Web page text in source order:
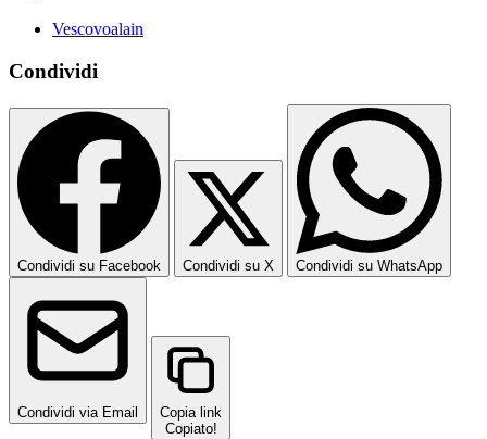
Vescovoalain
Condividi
Condividi su Facebook Condividi su X Condividi su WhatsApp
Condividi via Email
Copia link
Copiato!